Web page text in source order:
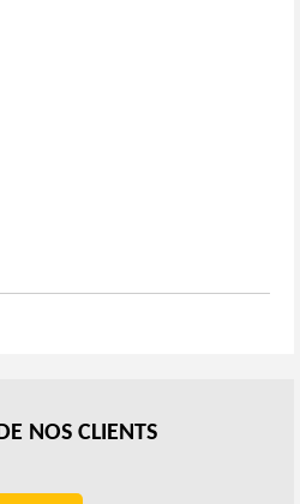
NOS CLIENTS